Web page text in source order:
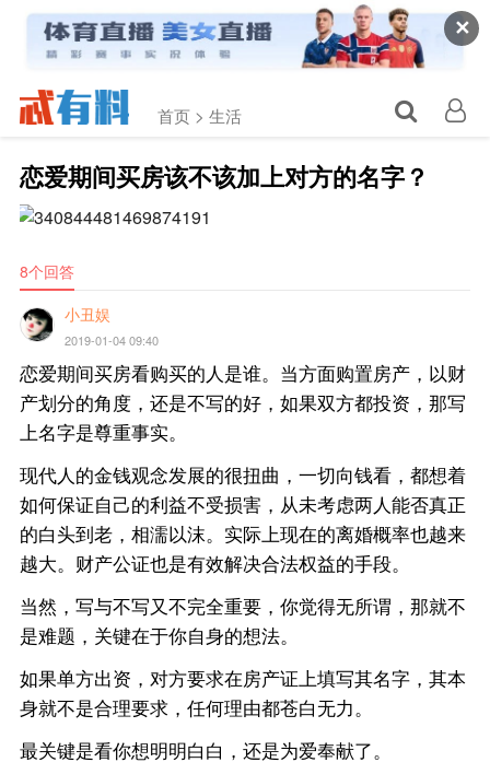
✕
首页 > 生活
恋爱期间买房该不该加上对方的名字？
8个回答
小丑娱
2019-01-04 09:40
恋爱期间买房看购买的人是谁。当方面购置房产，以财
产划分的角度，还是不写的好，如果双方都投资，那写
上名字是尊重事实。
现代人的金钱观念发展的很扭曲，一切向钱看，都想着
如何保证自己的利益不受损害，从未考虑两人能否真正
的白头到老，相濡以沫。实际上现在的离婚概率也越来
越大。财产公证也是有效解决合法权益的手段。
当然，写与不写又不完全重要，你觉得无所谓，那就不
是难题，关键在于你自身的想法。
如果单方出资，对方要求在房产证上填写其名字，其本
身就不是合理要求，任何理由都苍白无力。
最关键是看你想明明白白，还是为爱奉献了。